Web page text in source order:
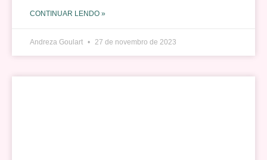
CONTINUAR LENDO »
Andreza Goulart 27 de novembro de 2023